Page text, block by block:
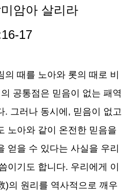
암아 살리라
17
때를 노아와 롯의 때로 비
공통점은 믿음이 없는 패역
. 그러나 동시에 , 믿음이 없고
노아와 같이 온전한 믿음을
얻을 수 있다는 사실을 우리
이기도 합니다. 우리에게 이
)의 원리를 역사적으로 깨우